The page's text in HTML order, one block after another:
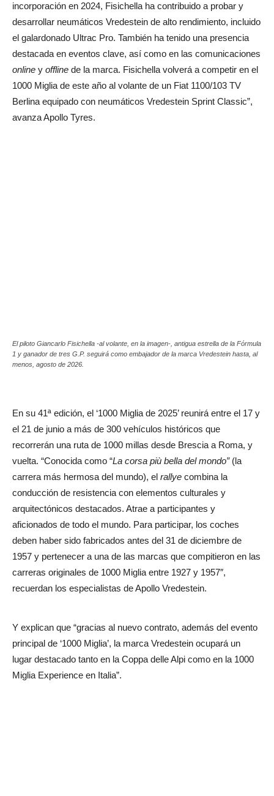
incorporación en 2024, Fisichella ha contribuido a probar y
desarrollar neumáticos Vredestein de alto rendimiento, incluido
el galardonado Ultrac Pro. También ha tenido una presencia
destacada en eventos clave, así como en las comunicaciones
online y offline de la marca. Fisichella volverá a competir en el
1000 Miglia de este año al volante de un Fiat 1100/103 TV
Berlina equipado con neumáticos Vredestein Sprint Classic”,
avanza Apollo Tyres.
El piloto Giancarlo Fisichella -al volante, en la imagen-, antigua estrella de la Fórmula
1 y ganador de tres G.P. seguirá como embajador de la marca Vredestein hasta, al
menos, agosto de 2026.
En su 41ª edición, el ‘1000 Miglia de 2025’ reunirá entre el 17 y
el 21 de junio a más de 300 vehículos históricos que
recorrerán una ruta de 1000 millas desde Brescia a Roma, y
vuelta. “Conocida como “La corsa più bella del mondo”(la
carrera más hermosa del mundo), el rallye combina la
conducción de resistencia con elementos culturales y
arquitectónicos destacados. Atrae a participantes y
aficionados de todo el mundo. Para participar, los coches
deben haber sido fabricados antes del 31 de diciembre de
1957 y pertenecer a una de las marcas que compitieron en las
carreras originales de 1000 Miglia entre 1927 y 1957″,
recuerdan los especialistas de Apollo Vredestein.
Y explican que “gracias al nuevo contrato, además del evento
principal de ‘1000 Miglia’, la marca Vredestein ocupará un
lugar destacado tanto en la Coppa delle Alpi como en la 1000
Miglia Experience en Italia”.